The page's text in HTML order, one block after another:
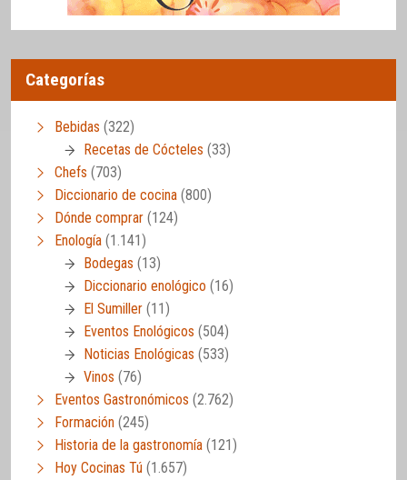
Categorías
Bebidas (322)
Recetas de Cócteles (33)
Chefs (703)
Diccionario de cocina (800)
Dónde comprar (124)
Enología (1.141)
Bodegas (13)
Diccionario enológico (16)
El Sumiller (11)
Eventos Enológicos (504)
Noticias Enológicas (533)
Vinos (76)
Eventos Gastronómicos (2.762)
Formación (245)
Historia de la gastronomía (121)
Hoy Cocinas Tú (1.657)